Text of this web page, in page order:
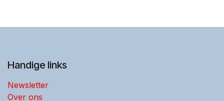
Handige links
Newsletter
Over ons